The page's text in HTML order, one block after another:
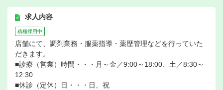
求人内容
積極採用中
店舗にて、調剤業務・服薬指導・薬歴管理などを行っていた
だきます。
■診療（営業）時間・・・月～金／9:00～18:00、土／8:30～
12:30
■休診（定休）日・・・日、祝